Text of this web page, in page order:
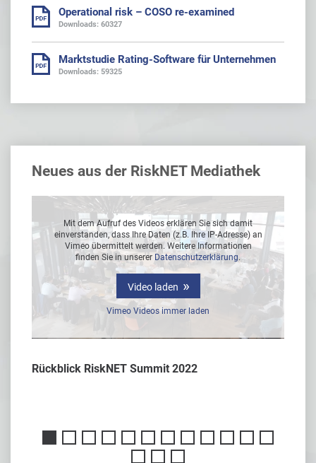
Operational risk – COSO re-examined
Downloads: 60327
Marktstudie Rating-Software für Unternehmen
Downloads: 59325
Neues aus der RiskNET Mediathek
Mit dem Aufruf des Videos erklären Sie sich damit
einverstanden, dass Ihre Daten (z.B. Ihre IP-Adresse) an
Vimeo übermittelt werden. Weitere Informationen
finden Sie in unserer Datenschutzerklärung.
Video laden
Vimeo Videos immer laden
Rückblick RiskNET Summit 2022